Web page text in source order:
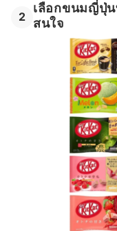
2
เลือกขนมญี่ปุ่
สนใจ